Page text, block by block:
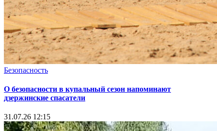
Безопасность
О безопасности в купальный сезон напоминают
дзержинские спасатели
31.07.26 12:15